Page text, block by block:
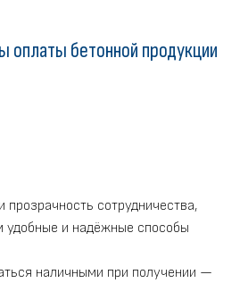
бетонной продукции
сотрудничества,
удобные и надёжные способы
наличными при получении —